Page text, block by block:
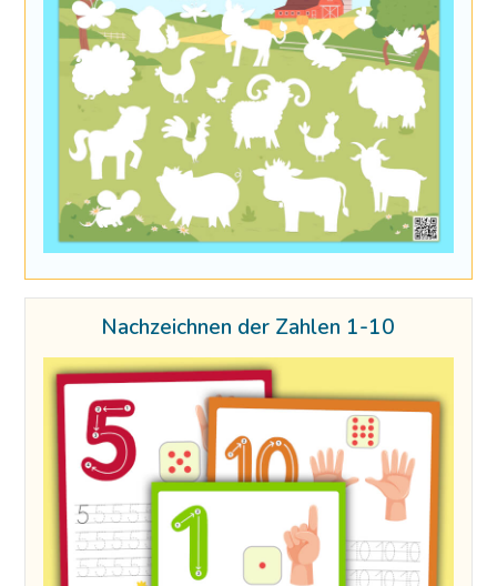
Nachzeichnen der Zahlen 1-10